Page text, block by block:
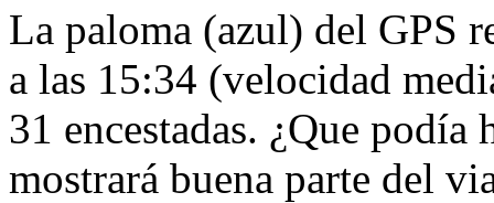
La paloma (azul) del GPS
a las 15:34 (velocidad
31 encestadas. ¿Que podía
mostrará buena parte del